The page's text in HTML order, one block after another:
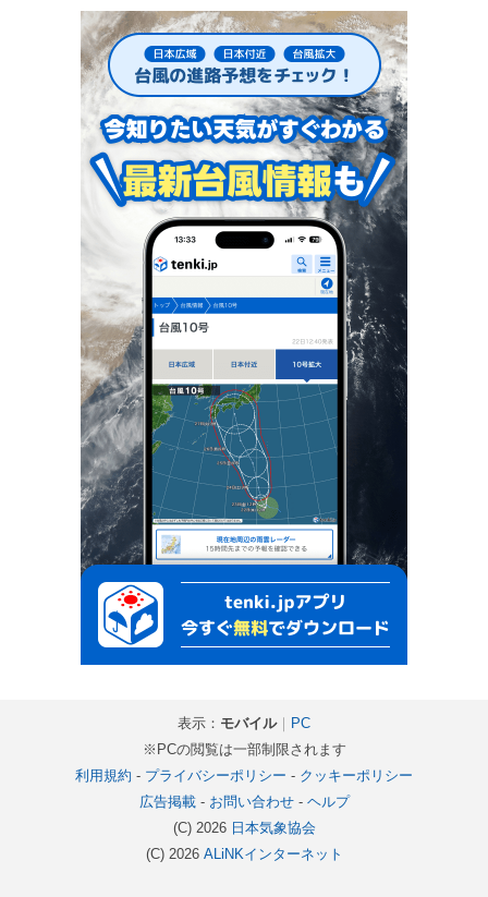
表示： モバイル｜ PC
※PCの閲覧は一部制限されます
利用規約 - プライバシーポリシー - クッキーポリシー
広告掲載- お問い合わせ- ヘルプ
(C) 2026 日本気象協会
(C) 2026 ALiNKインターネット